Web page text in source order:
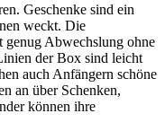
Geschenke sind ein
weckt. Die
Abwechslung ohne
der Box sind leicht
auch Anfängern schöne
an über Schenken,
können ihre